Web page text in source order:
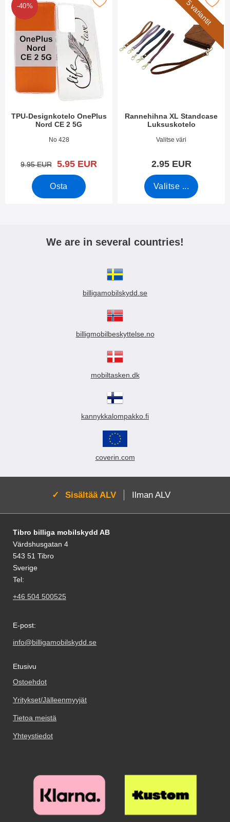
-40%
TPU-Designkotelo OnePlus
Nord CE 2 5G
Tuote.nro 44025
No 428
vanha hinta
9.95 EUR uusi hinta
5.95 EUR
Osta
5 variantit
Rannehihna XL Standcase
Luksuskotelo
Tuote.nro 50276
Valitse väri
2.95 EUR
Valitse ...
We are in several countries!
billigamobilskydd.se
billigmobilbeskyttelse.no
mobiltasken.dk
kannykkalompakko.fi
coverin.com
Aktivoi:
Sisältää ALV Ilman ALV
Alatunnisteen sisältö Sekalaista tietoa ja
Tibro billiga mobilskydd AB
Värdshusgatan 4
543 51 Tibro
Sverige
Tel:
+46 504 500525
E-post:
info@billigamobilskydd.se
Etusivu
Ostoehdot
Yritykset/Jälleenmyyjät
Tietoa meistä
Yhteystiedot